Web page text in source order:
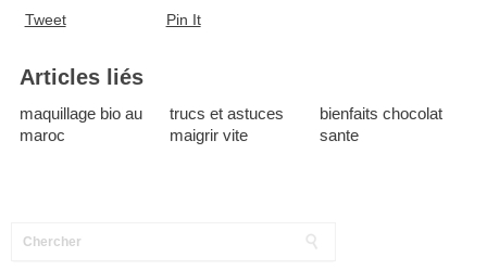
Tweet Pin It
Articles liés
maquillage bio au
maroc
trucs et astuces
maigrir vite
bienfaits chocolat
sante